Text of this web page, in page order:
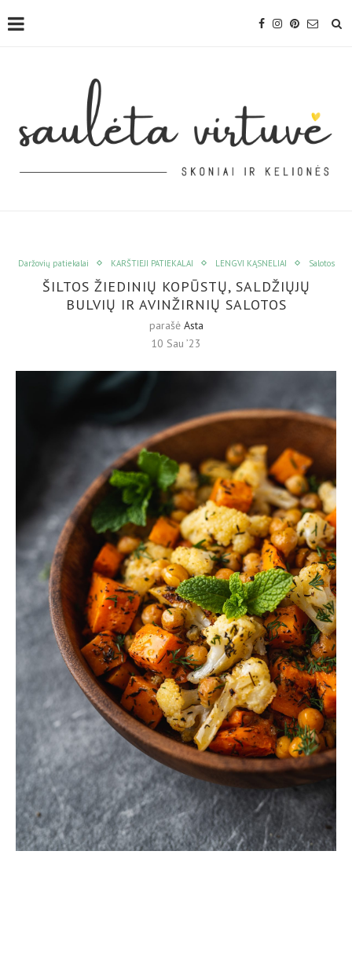
Daržovių patiekalai KARŠTIEJI PATIEKALAI LENGVI KĄSNELIAI Salotos
ŠILTOS ŽIEDINIŲ KOPŪSTŲ, SALDŽIŲJŲ
BULVIŲ IR AVINŽIRNIŲ SALOTOS
parašė Asta
10 Sau ’23